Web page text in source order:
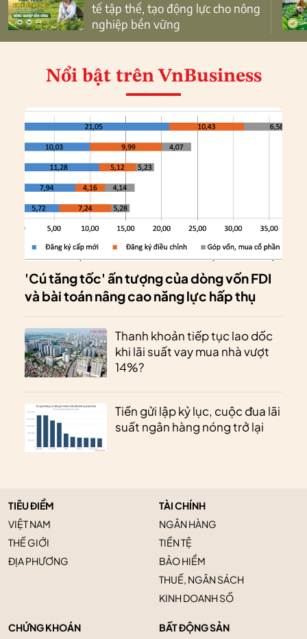
tế tập thể, tạo động lực cho nông
nghiệp bền vững
Nổi bật trên VnBusiness
'Cú tăng tốc' ấn tượng của dòng vốn FDI
và bài toán nâng cao năng lực hấp thụ
Thanh khoản tiếp tục lao dốc
khi lãi suất vay mua nhà vượt
14%?
Tiền gửi lập kỷ lục, cuộc đua lãi
suất ngân hàng nóng trở lại
TIÊU ĐIỂM
VIỆT NAM
THẾ GIỚI
ĐỊA PHƯƠNG
TÀI CHÍNH
NGÂN HÀNG
TIỀN TỆ
BẢO HIỂM
THUẾ, NGÂN SÁCH
KINH DOANH SỐ
CHỨNG KHOÁN
BẤT ĐỘNG SẢN